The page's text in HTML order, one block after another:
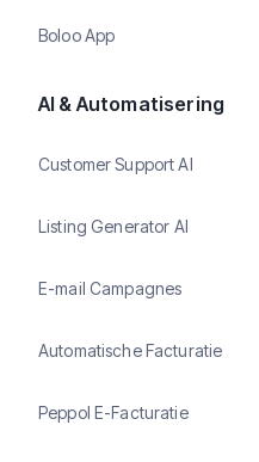
Boloo App
AI & Automatisering
Customer Support AI
Listing Generator AI
E-mail Campagnes
Automatische Facturatie
Peppol E-Facturatie